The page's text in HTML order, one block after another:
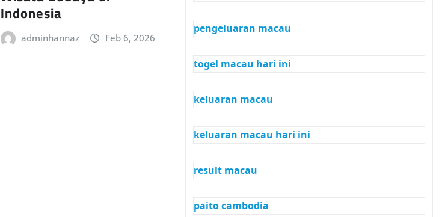
Indonesia
adminhannaz Feb 6, 2026
pengeluaran macau
togel macau hari ini
keluaran macau
keluaran macau hari ini
result macau
paito cambodia